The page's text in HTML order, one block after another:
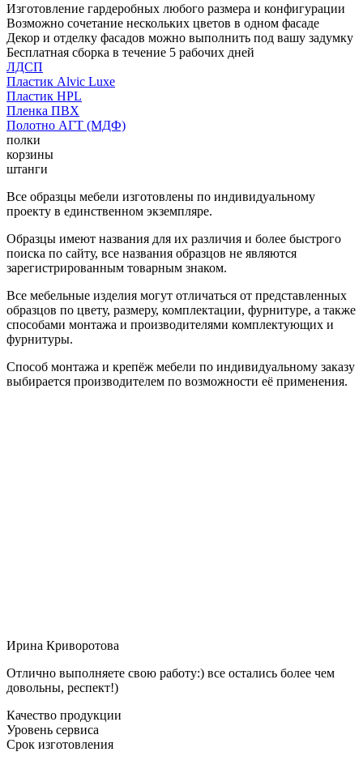
Изготовление гардеробных любого размера и конфигурации
Возможно сочетание нескольких цветов в одном фасаде
Декор и отделку фасадов можно выполнить под вашу задумку
Бесплатная сборка в течение 5 рабочих дней
ЛДСП
Пластик Alvic Luxe
Пластик HPL
Пленка ПВХ
Полотно АГТ (МДФ)
полки
корзины
штанги
Все образцы мебели изготовлены по индивидуальному
проекту в единственном экземпляре.
Образцы имеют названия для их различия и более быстрого
поиска по сайту, все названия образцов не являются
зарегистрированным товарным знаком.
Все мебельные изделия могут отличаться от представленных
образцов по цвету, размеру, комплектации, фурнитуре, а также
способами монтажа и производителями комплектующих и
фурнитуры.
Способ монтажа и крепёж мебели по индивидуальному заказу
выбирается производителем по возможности её применения.
Ирина Криворотова
Отлично выполняете свою работу:) все остались более чем
довольны, респект!)
Качество продукции
Уровень сервиса
Срок изготовления